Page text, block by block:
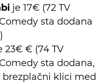
je 17€ (72 TV
sta dodana
23€ € (74 TV
sta dodana,
klici med